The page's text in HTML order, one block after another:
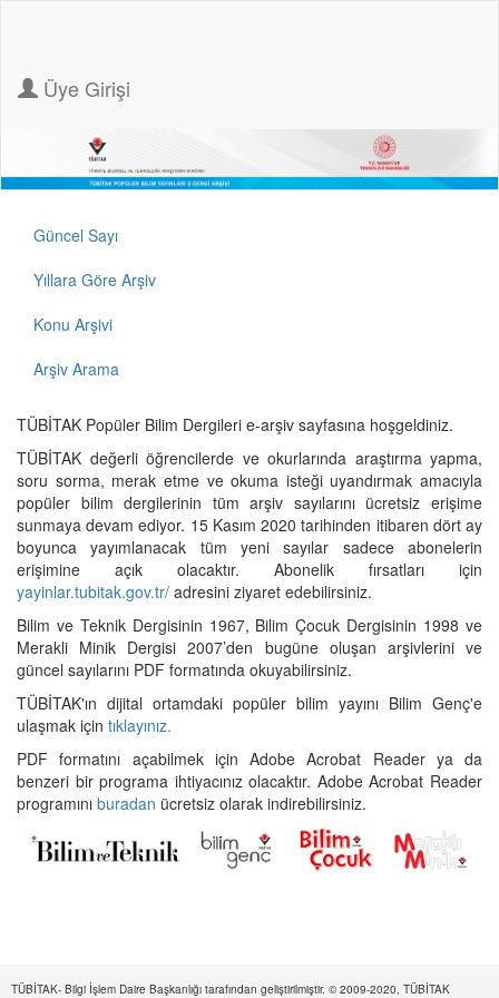
Üye Girişi
Güncel Sayı
Yıllara Göre Arşiv
Konu Arşivi
Arşiv Arama
TÜBİTAK Popüler Bilim Dergileri e-arşiv sayfasına hoşgeldiniz.
TÜBİTAK değerli öğrencilerde ve okurlarında araştırma yapma,
soru sorma, merak etme ve okuma isteği uyandırmak amacıyla
popüler bilim dergilerinin tüm arşiv sayılarını ücretsiz erişime
sunmaya devam ediyor. 15 Kasım 2020 tarihinden itibaren dört ay
boyunca yayımlanacak tüm yeni sayılar sadece abonelerin
erişimine açık olacaktır. Abonelik fırsatları için
yayinlar.tubitak.gov.tr/ adresini ziyaret edebilirsiniz.
Bilim ve Teknik Dergisinin 1967, Bilim Çocuk Dergisinin 1998 ve
Merakli Minik Dergisi 2007’den bugüne oluşan arşivlerini ve
güncel sayılarını PDF formatında okuyabilirsiniz.
TÜBİTAK'ın dijital ortamdaki popüler bilim yayını Bilim Genç'e
ulaşmak için tıklayınız.
PDF formatını açabilmek için Adobe Acrobat Reader ya da
benzeri bir programa ihtiyacınız olacaktır. Adobe Acrobat Reader
programını buradan ücretsiz olarak indirebilirsiniz.
TÜBİTAK- Bilgi İşlem Daire Başkanlığı tarafından geliştirilmiştir. © 2009-2020, TÜBİTAK